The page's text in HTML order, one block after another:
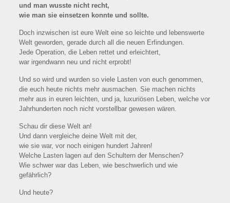
und man wusste nicht recht,
wie man sie einsetzen konnte und sollte.
Doch inzwischen ist eure Welt eine so leichte und lebenswerte
Welt geworden, gerade durch all die neuen Erfindungen.
Jede Operation, die Leben rettet und erleichtert,
war irgendwann neu und nicht erprobt!
Und so wird und wurden so viele Lasten von euch genommen,
die euch heute nichts mehr ausmachen. Sie machen nichts
mehr aus in euren leichten, und ja, luxuriösen Leben, welche vor
Jahrhunderten noch nicht vorstellbar gewesen wären.
Schau dir diese Welt an!
Und dann vergleiche deine Welt mit der,
wie sie war, vor noch einigen hundert Jahren!
Welche Lasten lagen auf den Schultern der Menschen?
Wie schwer war das Leben, wie beschwerlich und wie
gefährlich?
Und heute?